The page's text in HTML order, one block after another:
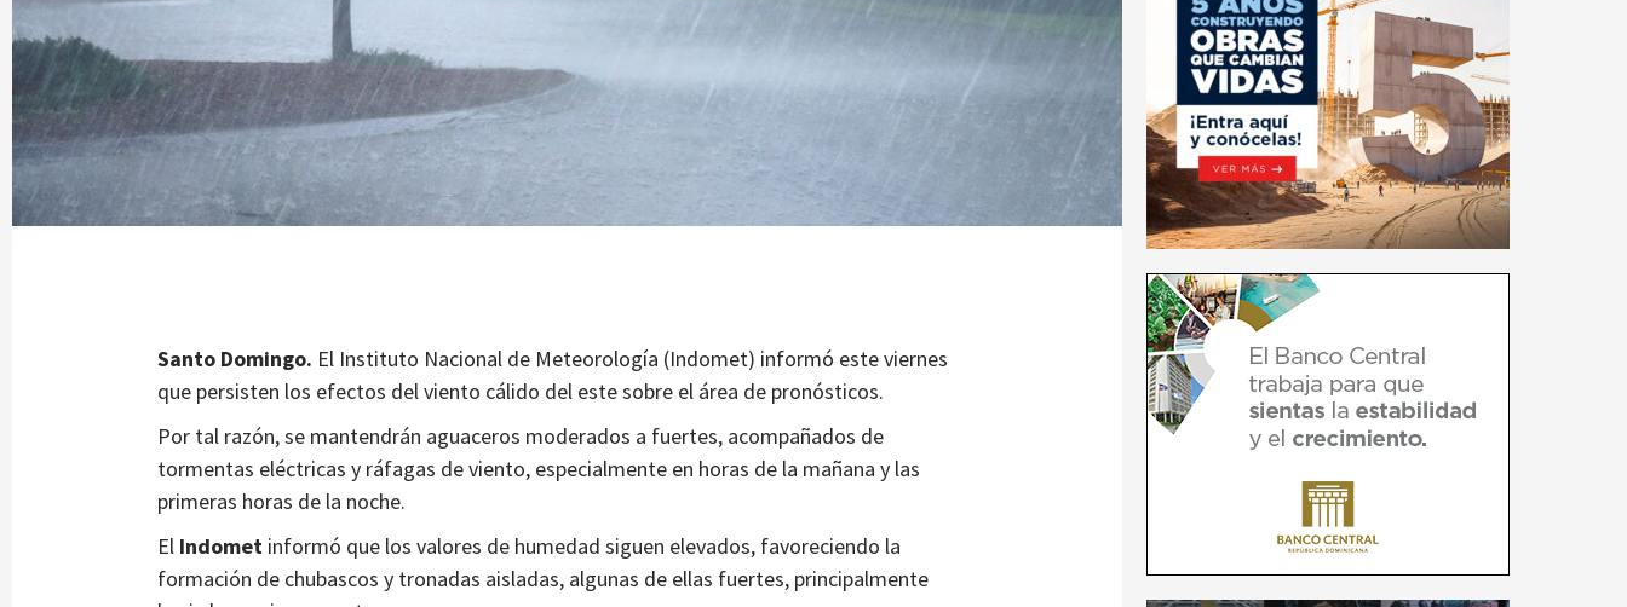
Santo Domingo. El Instituto Nacional de Meteorología (Indomet) informó este viernes
que persisten los efectos del viento cálido del este sobre el área de pronósticos.
Por tal razón, se mantendrán aguaceros moderados a fuertes, acompañados de
tormentas eléctricas y ráfagas de viento, especialmente en horas de la mañana y las
primeras horas de la noche.
El Indomet informó que los valores de humedad siguen elevados, favoreciendo la
formación de chubascos y tronadas aisladas, algunas de ellas fuertes, principalmente